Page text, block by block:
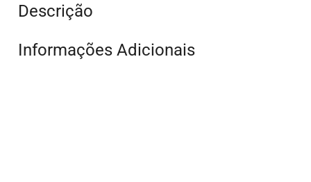
Descrição
Informações Adicionais